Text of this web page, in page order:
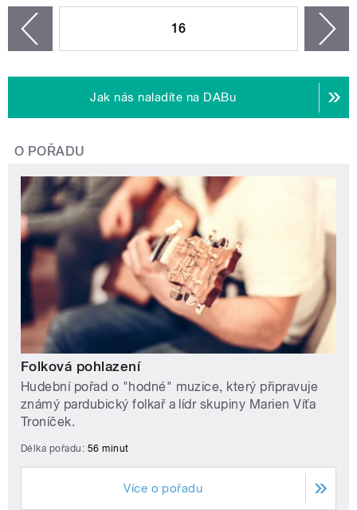
16
Jak nás naladíte na DABu
O POŘADU
Folková pohlazení
Hudební pořad o "hodné" muzice, který připravuje
známý pardubický folkař a lídr skupiny Marien Víťa
Troníček.
Délka pořadu: 56 minut
Více o pořadu